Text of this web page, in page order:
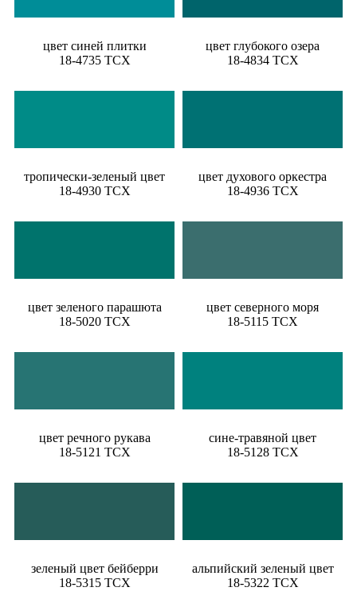
цвет синей плитки
18-4735 TCX
цвет глубокого озера
18-4834 TCX
тропически-зеленый цвет
18-4930 TCX
цвет духового оркестра
18-4936 TCX
цвет зеленого парашюта
18-5020 TCX
цвет северного моря
18-5115 TCX
цвет речного рукава
18-5121 TCX
сине-травяной цвет
18-5128 TCX
зеленый цвет бейберри
18-5315 TCX
альпийский зеленый цвет
18-5322 TCX